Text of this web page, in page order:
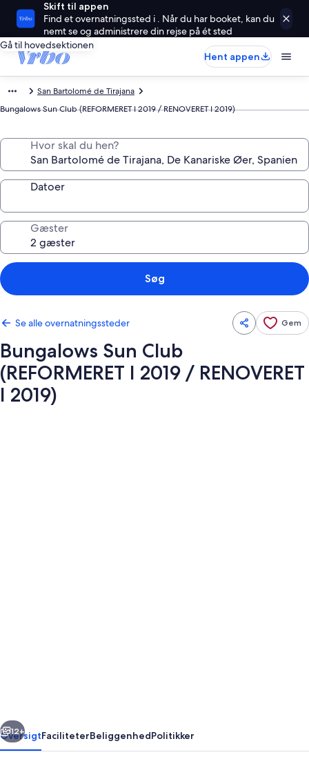
Skift til appen
Find et overnatningssted i . Når du har booket, kan du
nemt se og administrere din rejse på ét sted
Gå til hovedsektionen
Hent appen
San Bartolomé de Tirajana
Bungalows Sun Club (REFORMERET I 2019 / RENOVERET I 2019)
Hvor skal du hen?
Datoer
Gæster
Søg
Se alle overnatningssteder Gem
Bungalows Sun Club
(REFORMERET I 2019 / RENOVERET
I 2019)
/
RENOVERET
Næste
12+
OversigtFaciliteterBeliggenhedPolitikker